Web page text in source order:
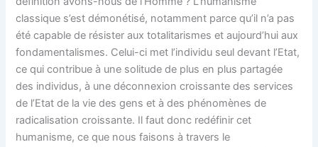
classique s’est démonétisé, notamment parce qu’il n’a pas
été capable de résister aux totalitarismes et aujourd’hui aux
fondamentalismes. Celui-ci met l’individu seul devant l’Etat,
ce qui contribue à une solitude de plus en plus partagée
des individus, à une déconnexion croissante des services
de l’Etat de la vie des gens et à des phénomènes de
radicalisation croissante. Il faut donc redéfinir cet
humanisme, ce que nous faisons à travers le